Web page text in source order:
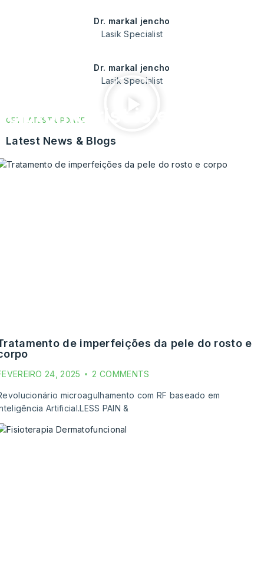
dr. markal jencho
Lasik Specialist
dr. markal jencho
Lasik Specialist
optometrist is eye doctor
GET LATEST UPDATE
Latest News & Blogs
do rosto e
24, 2025 2 COMMENTS
microagulhamento com RF baseado em
Artificial.LESS PAIN &